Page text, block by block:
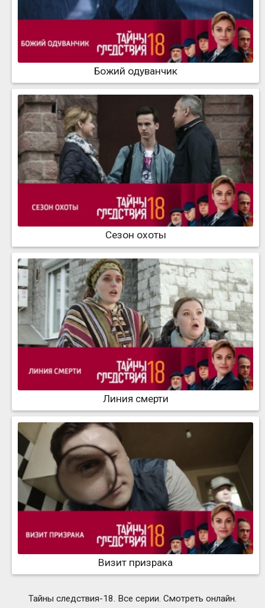
Божий одуванчик
Сезон охоты
Линия смерти
Визит призрака
Тайны следствия-18. Все серии. Смотреть онлайн.